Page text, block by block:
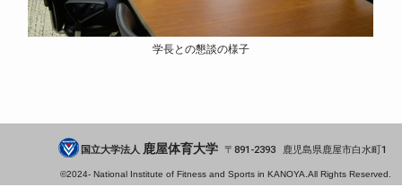
学長との懇談の様子
国立大学法人 鹿屋体育大学 891-2393 鹿児島県鹿屋市白水町1
©2024- National Institute of Fitness and Sports in KANOYA.All Rights Reserved.